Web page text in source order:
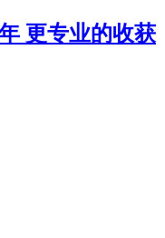
更专业的收获